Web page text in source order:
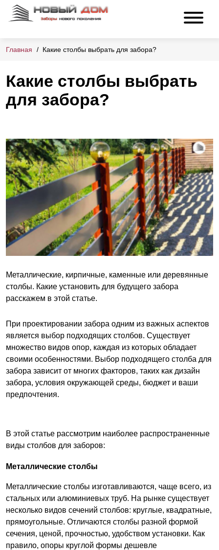
Главная Какие столбы выбрать для забора?
Какие столбы выбрать
для забора?
Металлические, кирпичные, каменные или деревянные
столбы. Какие установить для будущего забора
расскажем в этой статье.
При проектировании забора одним из важных аспектов
является выбор подходящих столбов. Существует
множество видов опор, каждая из которых обладает
своими особенностями. Выбор подходящего столба для
забора зависит от многих факторов, таких как дизайн
забора, условия окружающей среды, бюджет и ваши
предпочтения.
В этой статье рассмотрим наиболее распространенные
виды столбов для заборов:
Металлические столбы
Металлические столбы изготавливаются, чаще всего, из
стальных или алюминиевых труб. На рынке существует
несколько видов сечений столбов: круглые, квадратные,
прямоугольные. Отличаются столбы разной формой
сечения, ценой, прочностью, удобством установки. Как
правило, опоры круглой формы дешевле